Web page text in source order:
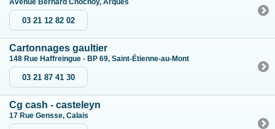
Avenue Bernard Chochoy, Arques
03 21 12 82 02
Cartonnages gaultier
148 Rue Haffreingue - BP 69, Saint-Étienne-au-Mont
03 21 87 41 30
Cg cash - casteleyn
17 Rue Gensse, Calais